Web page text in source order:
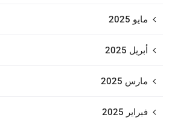
مايو 2025
أبريل 2025
مارس 2025
فبراير 2025